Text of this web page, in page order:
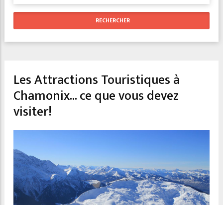
Les Attractions Touristiques à
Chamonix... ce que vous devez
visiter!